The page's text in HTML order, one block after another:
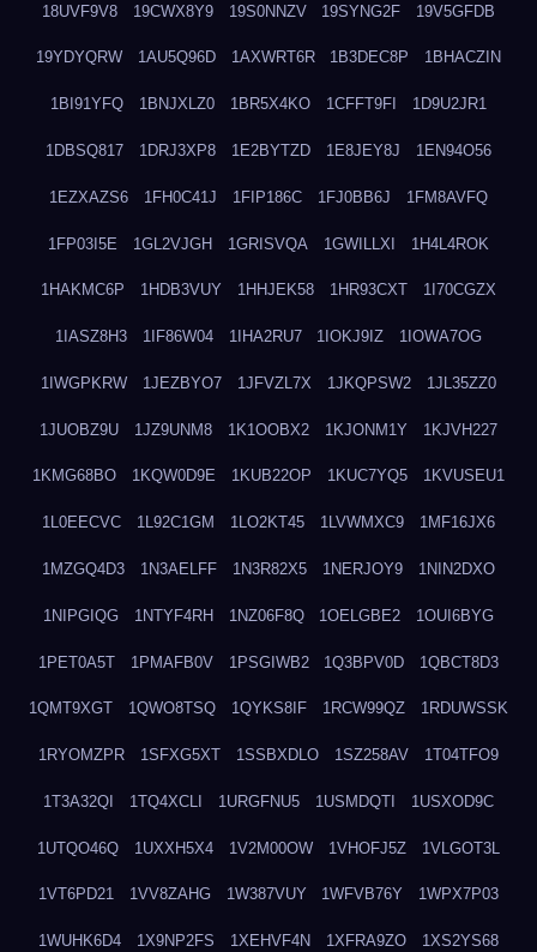
18UVF9V8 19CWX8Y9 19S0NNZV 19SYNG2F 19V5GFDB
19YDYQRW 1AU5Q96D 1AXWRT6R 1B3DEC8P 1BHACZIN
1BI91YFQ 1BNJXLZ0 1BR5X4KO 1CFFT9FI 1D9U2JR1
1DBSQ817 1DRJ3XP8 1E2BYTZD 1E8JEY8J 1EN94O56
1EZXAZS6 1FH0C41J 1FIP186C 1FJ0BB6J 1FM8AVFQ
1FP03I5E 1GL2VJGH 1GRISVQA 1GWILLXI 1H4L4ROK
1HAKMC6P 1HDB3VUY 1HHJEK58 1HR93CXT 1I70CGZX
1IASZ8H3 1IF86W04 1IHA2RU7 1IOKJ9IZ 1IOWA7OG
1IWGPKRW 1JEZBYO7 1JFVZL7X 1JKQPSW2 1JL35ZZ0
1JUOBZ9U 1JZ9UNM8 1K1OOBX2 1KJONM1Y 1KJVH227
1KMG68BO 1KQW0D9E 1KUB22OP 1KUC7YQ5 1KVUSEU1
1L0EECVC 1L92C1GM 1LO2KT45 1LVWMXC9 1MF16JX6
1MZGQ4D3 1N3AELFF 1N3R82X5 1NERJOY9 1NIN2DXO
1NIPGIQG 1NTYF4RH 1NZ06F8Q 1OELGBE2 1OUI6BYG
1PET0A5T 1PMAFB0V 1PSGIWB2 1Q3BPV0D 1QBCT8D3
1QMT9XGT 1QWO8TSQ 1QYKS8IF 1RCW99QZ 1RDUWSSK
1RYOMZPR 1SFXG5XT 1SSBXDLO 1SZ258AV 1T04TFO9
1T3A32QI 1TQ4XCLI 1URGFNU5 1USMDQTI 1USXOD9C
1UTQO46Q 1UXXH5X4 1V2M00OW 1VHOFJ5Z 1VLGOT3L
1VT6PD21 1VV8ZAHG 1W387VUY 1WFVB76Y 1WPX7P03
1WUHK6D4 1X9NP2FS 1XEHVF4N 1XFRA9ZO 1XS2YS68